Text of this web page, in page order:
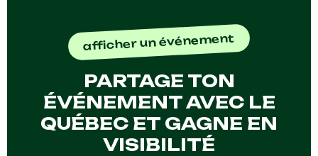
afficher un événement
PARTAGE TON
ÉVÉNEMENT AVEC LE
QUÉBEC ET GAGNE EN
VISIBILITÉ